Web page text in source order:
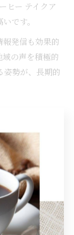
ヒー テイクア
です。
報発信も効果的
の声を積極的
姿勢が、長期的
門性の高さと
術や豆の知識
プやサービス
ットの販売、オ
どが挙げられ